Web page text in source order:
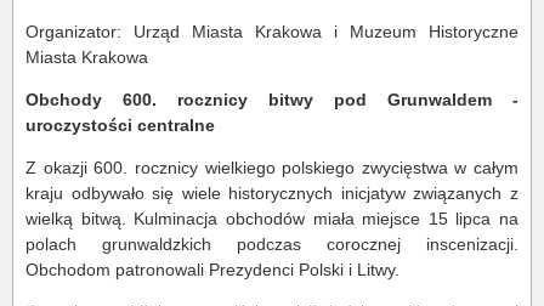
Organizator: Urząd Miasta Krakowa i Muzeum Historyczne
Miasta Krakowa
Obchody 600. rocznicy bitwy pod Grunwaldem -
uroczystości centralne
Z okazji 600. rocznicy wielkiego polskiego zwycięstwa w całym
kraju odbywało się wiele historycznych inicjatyw związanych z
wielką bitwą. Kulminacja obchodów miała miejsce 15 lipca na
polach grunwaldzkich podczas corocznej inscenizacji.
Obchodom patronowali Prezydenci Polski i Litwy.